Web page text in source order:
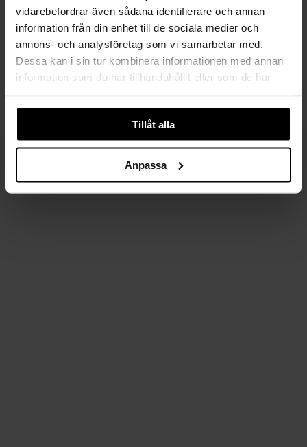
vidarebefordrar även sådana identifierare och annan
information från din enhet till de sociala medier och
annons- och analysföretag som vi samarbetar med.
Dessa kan i sin tur kombinera informationen med annan
information som du har tillhandahållit eller som de har
Tillåt alla
Anpassa
3 499 SEK
1 099 SEK
659 SEK